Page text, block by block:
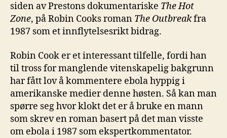
siden av Prestons dokumentariske The Hot
Zone, på Robin Cooks roman The Outbreakfra
1987 som et innflytelsesrikt bidrag.
Robin Cook er et interessant tilfelle, fordi han
til tross for manglende vitenskapelig bakgrunn
har fått lov å kommentere ebola hyppig i
amerikanske medier denne høsten. Så kan man
spørre seg hvor klokt det er å bruke en mann
som skrev en roman basert på det man visste
om ebola i 1987 som ekspertkommentator.